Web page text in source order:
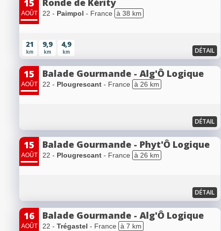
15
AOÛT
Ronde de Kérity
22 - Paimpol - France à 38 km
21
km
9,9
km
4,9
km DÉTAIL
15
AOÛT
Balade Gourmande - Alg'Ô Logique
22 - Plougrescant - France à 26 km
DÉTAIL
15
AOÛT
Balade Gourmande - Phyt'Ô Logique
22 - Plougrescant - France à 26 km
DÉTAIL
16
AOÛT
Balade Gourmande - Alg'Ô Logique
22 - Trégastel - France à 7 km